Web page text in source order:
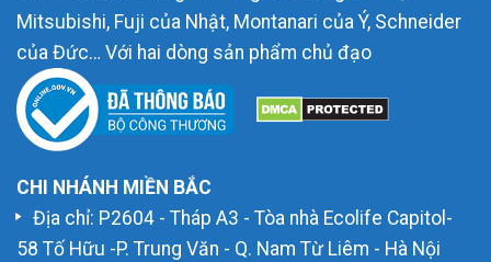
Mitsubishi, Fuji của Nhật, Montanari của Ý, Schneider
của Đức… Với hai dòng sản phẩm chủ đạo
CHI NHÁNH MIỀN BẮC
Địa chỉ: P2604 - Tháp A3 - Tòa nhà Ecolife Capitol-
58 Tố Hữu -P. Trung Văn - Q. Nam Từ Liêm - Hà Nội